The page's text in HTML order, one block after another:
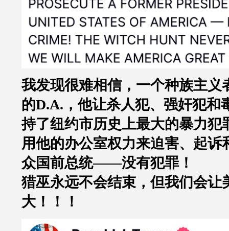
我发现很难相信，一个种族主义
的D.A. ，他让杀人犯、强奸犯和
持了纽约市历史上最大的暴力犯
用他的办公室权力来迫害、起诉
众国前总统——没有犯罪！
猎巫永远不会结束，但我们会让
大！！！